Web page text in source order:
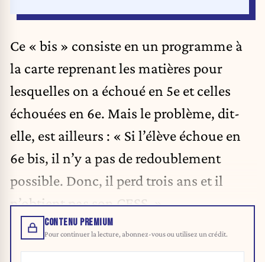
Ce « bis » consiste en un programme à
la carte reprenant les matières pour
lesquelles on a échoué en 5e et celles
échouées en 6e. Mais le problème, dit-
elle, est ailleurs : « Si l’élève échoue en
6e bis, il n’y a pas de redoublement
possible. Donc, il perd trois ans et il
n’obtient pas son CESS. »
CONTENU PREMIUM
Pour continuer la lecture, abonnez-vous ou utilisez un crédit.